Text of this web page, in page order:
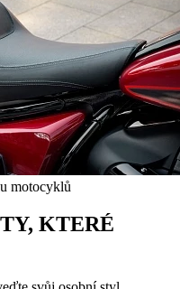
KTERÉ